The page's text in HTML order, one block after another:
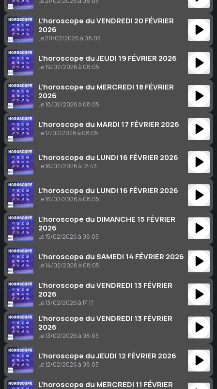
L’horoscope du VENDREDI 20 FÉVRIER
2026
Le 20/02/2026 à 08:05
L’horoscope du JEUDI 19 FÉVRIER 2026
Le 19/02/2026 à 08:05
L’horoscope du MERCREDI 18 FÉVRIER
2026
Le 18/02/2026 à 08:05
L’horoscope du MARDI 17 FÉVRIER 2026
Le 17/02/2026 à 08:05
L’horoscope du LUNDI 16 FÉVRIER 2026
Le 16/02/2026 à 12:43
L’horoscope du LUNDI 16 FÉVRIER 2026
Le 16/02/2026 à 08:05
L’horoscope du DIMANCHE 15 FÉVRIER
2026
Le 15/02/2026 à 08:05
L’horoscope du SAMEDI 14 FÉVRIER 2026
Le 14/02/2026 à 08:05
L’horoscope du VENDREDI 13 FÉVRIER
2026
Le 13/02/2026 à 17:17
L’horoscope du VENDREDI 13 FÉVRIER
2026
Le 13/02/2026 à 08:05
L’horoscope du JEUDI 12 FÉVRIER 2026
Le 12/02/2026 à 08:05
L’horoscope du MERCREDI 11 FÉVRIER